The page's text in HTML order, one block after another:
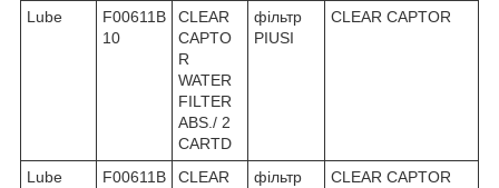
Lube
F00611B
10
CLEAR
CAPTO
R
WATER
FILTER
ABS./ 2
CARTD
фільтр
PIUSI
CLEAR CAPTOR
Lube
F00611B
CLEAR
фільтр
CLEAR CAPTOR